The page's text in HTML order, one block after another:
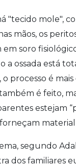
"tecido mole",
mãos, os
soro
a ossada está
o processo é
é feito,
estejam
segundo
dos familiares